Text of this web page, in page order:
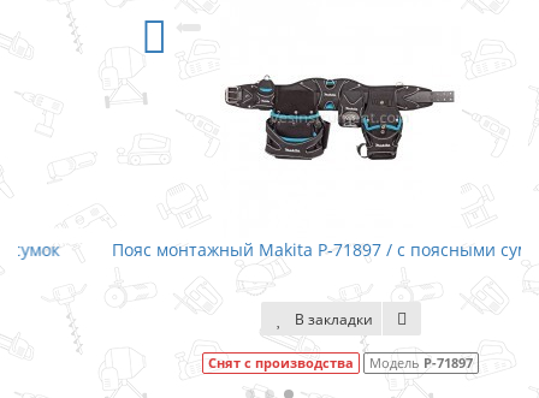
Пояс монтажный Makita P-71897 / с поясными сумками
В закладки
Снят с производства Модель P-71897